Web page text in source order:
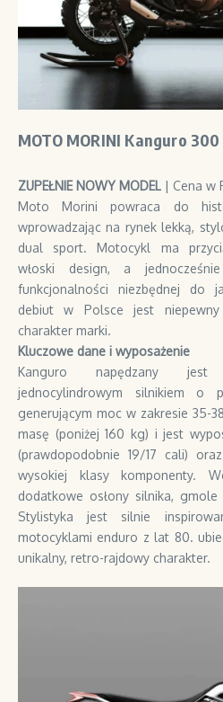
MOTO MORINI Kanguro
ZUPEŁNIE NOWY MODEL | Cena w
Moto Morini powraca do
wprowadzając na rynek lekką,
dual sport. Motocykl ma
włoski design, a
funkcjonalności niezbędnej do
debiut w Polsce jest
charakter marki.
Kluczowe dane i wyposażenie
Kanguro napędzany jest
jednocylindrowym silnikiem o
generującym moc w zakresie 35-
masę (poniżej 160 kg) i jest
(prawdopodobnie 19/17 cali)
wysokiej klasy komponenty.
dodatkowe osłony silnika,
Stylistyka jest silnie
motocyklami enduro z lat 80.
unikalny, retro-rajdowy charakter.